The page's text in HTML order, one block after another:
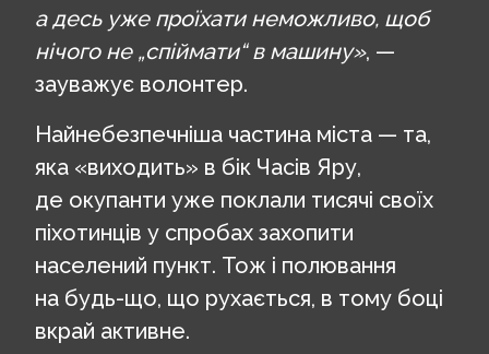
а десь уже проїхати неможливо, щоб
нічого не „спіймати“ в машину», —
зауважує волонтер.
Найнебезпечніша частина міста — та,
яка «виходить» в бік Часів Яру,
де окупанти уже поклали тисячі своїх
піхотинців у спробах захопити
населений пункт. Тож і полювання
на будь-що, що рухається, в тому боці
вкрай активне.